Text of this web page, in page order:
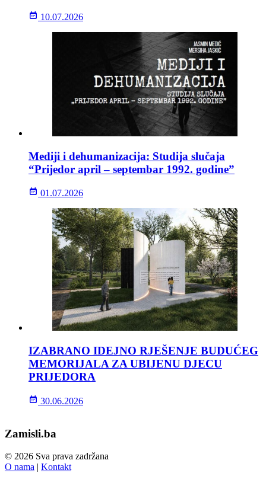
10.07.2026
Mediji i dehumanizacija: Studija slučaja
“Prijedor april – septembar 1992. godine”
01.07.2026
IZABRANO IDEJNO RJEŠENJE BUDUĆEG
MEMORIJALA ZA UBIJENU DJECU
PRIJEDORA
30.06.2026
Zamisli.ba
© 2026 Sva prava zadržana
O nama | Kontakt